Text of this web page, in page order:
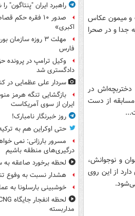
و میمون عکاس
جدا و در صحرا
در
مسابقه از دست
و نوجوانش،
از این روی
راهبرد ایران
صدور ۱۰ فقره
اکبری»
مهلت ۳ روزه
فارس
وکیل ترامپ در پرونده
دادگستری شد
سردار علی عظمایی در
بازگشایی تنگه هرمز
ایران از سوی آمریکاست
روز خبرنگار نامبارک!
حتی اوکراین هم به
مسرور بارزانی: نمی
درگیری‌های منطقه باشیم
لحظه برخورد صاعقه به
هشدار نسبت به وفوع
خوشبینی بارسلونا به
مداربسته